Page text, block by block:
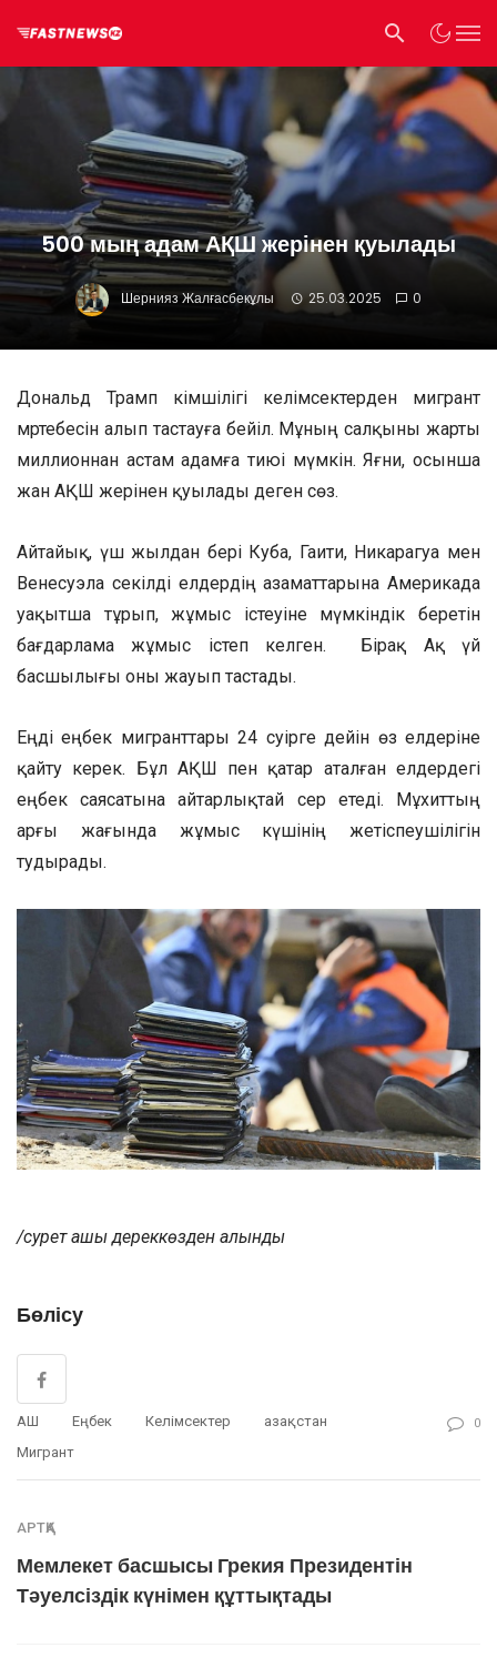
500 мың адам АҚШ жерінен қуылады
Шернияз Жалғасбекұлы 25.03.2025 0
Дональд Трамп әкімшілігі келімсектерден мигрант
мәртебесін алып тастауға бейіл. Мұның салқыны жарты
миллионнан астам адамға тиюі мүмкін. Яғни, осынша
жан АҚШ жерінен қуылады деген сөз.
Айтайық, үш жылдан бері Куба, Гаити, Никарагуа мен
Венесуэла секілді елдердің азаматтарына Америкада
уақытша тұрып, жұмыс істеуіне мүмкіндік беретін
бағдарлама жұмыс істеп келген. Бірақ Ақ үй
басшылығы оны жауып тастады.
Еңді еңбек мигранттары 24 сәуірге дейін өз елдеріне
қайту керек. Бұл АҚШ пен қатар аталған елдердегі
еңбек саясатына айтарлықтай әсер етеді. Мұхиттың
арғы жағында жұмыс күшінің жетіспеушілігін
тудырады.
/сурет ашық дереккөзден алынды
Бөлісу
АҚШ Еңбек Келімсектер
Қазақстан
Мигрант
0
АРТҚА
Мемлекет басшысы Грекия Президентін
Тәуелсіздік күнімен құттықтады